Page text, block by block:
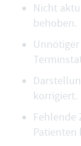
Nicht
behoben.
korrigiert.
Fehlende
Patienten